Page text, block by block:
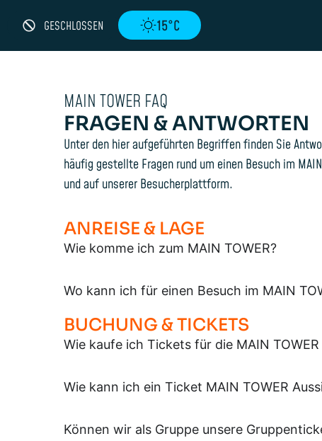
GESCHLOSSEN 15°C
MAIN TOWER FAQ
FRAGEN & ANTWORTEN
Unter den hier aufgeführten Begriffen finden Sie
häufig gestellte Fragen rund um einen Besuch im MAIN
und auf unserer Besucherplattform.
ANREISE & LAGE
Wie komme ich zum MAIN TOWER?
Wo kann ich für einen Besuch im MAIN
BUCHUNG & TICKETS
Wie kaufe ich Tickets für die MAIN
Wie kann ich ein Ticket MAIN TOWER
Können wir als Gruppe unsere